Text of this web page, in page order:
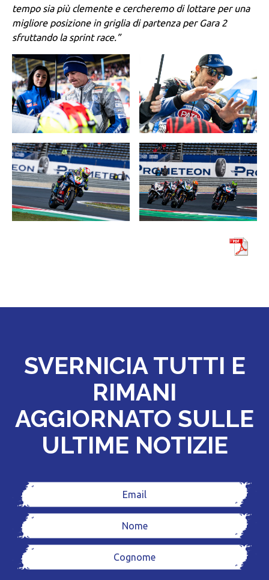
tempo sia più clemente e cercheremo di lottare per una
migliore posizione in griglia di partenza per Gara 2
sfruttando la sprint race.”
SVERNICIA TUTTI E
RIMANI
AGGIORNATO SULLE
ULTIME NOTIZIE